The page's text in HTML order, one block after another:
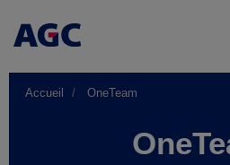
Accueil OneTeam